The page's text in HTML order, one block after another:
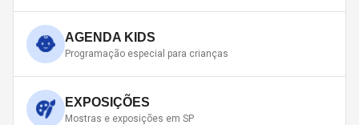
AGENDA KIDS
Programação especial para crianças
EXPOSIÇÕES
Mostras e exposições em SP